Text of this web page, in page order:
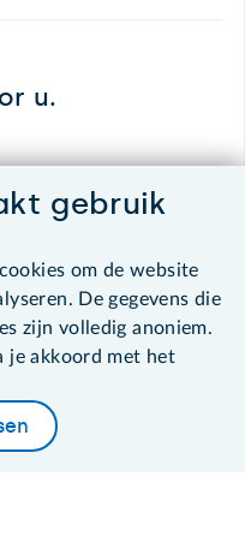
u.
gebruik
om de website
De gegevens die
zijn volledig anoniem.
je akkoord met het